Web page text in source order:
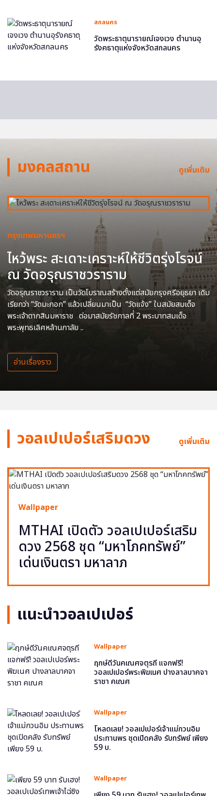
สกลนคร
วัดพระธาตุนารายณ์เจงเวง ตำนานอุ
รังคธาตุแห่งจังหวัดสกลนคร
มงคลสถาน ดูเพิ่มเติม
กรุงเทพมหานครฯ
ไหว้พระ สะเดาะเคราะห์ให้ชีวิตรุ่งโรจน์
ณ วัดอรุณราชวราราม
วัดอรุณราชวราราม เป็นวัดโบราณสร้างตั้งแต่สมัยกรุงศรีอยุธยา เดิม
เรียกว่า “วัดมะกอก” แล้วเปลี่ยนมาเป็น “วัดแจ้ง” ในสมัยสมเด็จ
พระเจ้าตากสินมหาราช ต่อมาสมัยรัชกาลที่ 2 พระบาทสมเด็จ
พระพุทธเลิศหล้านภาลัย ..
อ่านเรื่องราว
วอลเปเปอร์เสริมดวง ดูเพิ่มเติม
Wallpaper
MTHAI เปิดตัว วอลเปเปอร์เสริม
ดวง 2568 ชุด “มหาโภคทรัพย์”
เด่นเงินตรา มหาลาภ
แนะนำวอลเปเปอร์
Wallpaper
ฤกษ์ดีวันคเณศจตุรถี แจกฟรี!
วอลเปเปอร์พระพิฆเนศ ปางลาลบาคจา
ราชา คเณศ
Wallpaper
โหลดเลย! วอลเปเปอร์เจ้าแม่กวนอิม
ประทานพร ชุดเปิดคลัง รับทรัพย์ เพียง
59 บ.
Wallpaper